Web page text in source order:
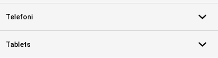
Telefoni
Tablets